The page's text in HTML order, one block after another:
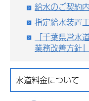
給水のご契約
指定給水装置
「千葉県営
業務改善方針
水道料金について